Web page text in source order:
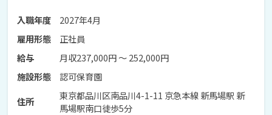
入職年度
2027年4月
雇用形態
正社員
給与
月収237,000円 〜 252,000円
施設形態
認可保育園
住所
東京都品川区南品川4-1-11 京急本線 新馬場駅 新
馬場駅南口徒歩5分